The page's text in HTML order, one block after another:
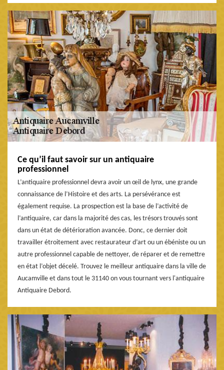
Ce qu’il faut savoir sur un antiquaire
professionnel
L’antiquaire professionnel devra avoir un œil de lynx, une grande
connaissance de l’Histoire et des arts. La persévérance est
également requise. La prospection est la base de l’activité de
l’antiquaire, car dans la majorité des cas, les trésors trouvés sont
dans un état de détérioration avancée. Donc, ce dernier doit
travailler étroitement avec restaurateur d’art ou un ébéniste ou un
autre professionnel capable de nettoyer, de réparer et de remettre
en état l’objet décelé. Trouvez le meilleur antiquaire dans la ville de
Aucamville et dans tout le 31140 on vous tournant vers l'antiquaire
Antiquaire Debord.